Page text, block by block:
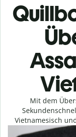
Mit dem
Vietnamesisch